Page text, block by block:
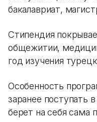
бакалавриат,
Стипендия
общежитии,
год изучения
Особенность
заранее поступать
берет на себя сама